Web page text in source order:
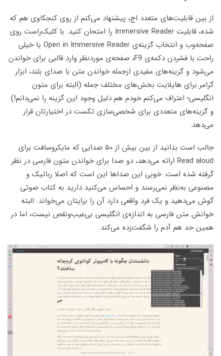
از بین قابلیت‌های متعدد اج، پیشنهاد می‌کنم از روی کنجکاوی هم که
شده، قابلیت Immersive Reader را امتحان کنید. با کلیک‌راست روی
صفحه‌وب و انتخاب گزینه‌ی Open in Immersive Reader یا خیلی
راحت با فشردن دکمه‌ی F9، صفحه‌ی موردنظر وارد قالبی برای خواندن
می‌شود و گزینه‌های مفیدی ازجمله خواندن متن با صدای بلند، ابزار
گرامر برای هایلایت بخش‌های مختلف جمله (البته برای متون
انگلیسی؛ اعتراف می‌کنم خودم هم دلیل وجود این گزینه را نمی‌دانم!)
و گزینه‌های متعددی برای شخصی‌سازی تکست در اختیارتان قرار
می‌دهد.
جالب است بدانید از بین بیش از ۵۰ صدایی که مایکروسافت برای
Read aloud ارائه می‌دهد، دو صدا برای خواندن متون فارسی در نظر
گرفته شده است. خوبی این صداها این است که اصلا رباتیک و
مصنوعی به‌نظر نمی‌رسند و احساس می‌کنید دارید به کتاب صوتی
گوش می‌دهید و یک فرد واقعی دارد آن را برایتان می‌خواند. البته
خوانش متن فارسی به اندازه‌ی انگلیسی بی‌عیب‌ونقص نیست، اما در
همین حد هم آدم را شگفت‌زده می‌کند.